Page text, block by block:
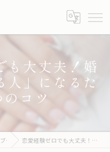
も大丈夫！婚
人」になるた
コツ
ブログ 恋愛経験ゼロでも大丈夫！婚活で「選ばれる人」になるための5つのコツ